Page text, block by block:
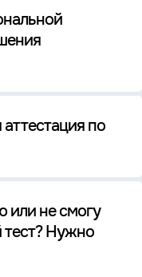
по
или не смогу
тест? Нужно